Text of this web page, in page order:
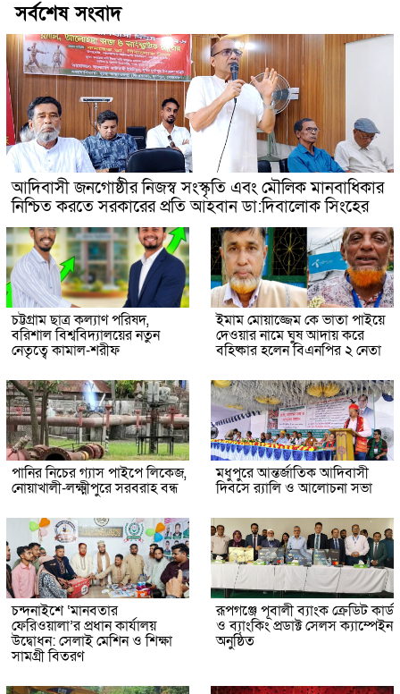
সর্বশেষ সংবাদ
আদিবাসী জনগোষ্ঠীর নিজস্ব সংস্কৃতি এবং মৌলিক মানবাধিকার
নিশ্চিত করতে সরকারের প্রতি আহবান ডা:দিবালোক সিংহের
চট্টগ্রাম ছাত্র কল্যাণ পরিষদ,
বরিশাল বিশ্ববিদ্যালয়ের নতুন
নেতৃত্বে কামাল-শরীফ
ইমাম মোয়াজ্জেম কে ভাতা পাইয়ে
দেওয়ার নামে ঘুষ আদায় করে
বহিষ্কার হলেন বিএনপির ২ নেতা
পানির নিচের গ্যাস পাইপে লিকেজ,
নোয়াখালী-লক্ষ্মীপুরে সরবরাহ বন্ধ
মধুপুরে আন্তর্জাতিক আদিবাসী
দিবসে র‍্যালি ও আলোচনা সভা
চন্দনাইশে ‘মানবতার
ফেরিওয়ালা’র প্রধান কার্যালয়
উদ্বোধন: সেলাই মেশিন ও শিক্ষা
সামগ্রী বিতরণ
রূপগঞ্জে পূবালী ব্যাংক ক্রেডিট কার্ড
ও ব্যাংকিং প্রডাক্ট সেলস ক্যাম্পেইন
অনুষ্ঠিত